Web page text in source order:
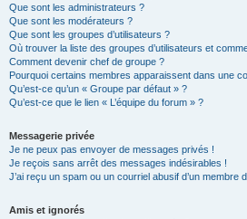
Que sont les administrateurs ?
Que sont les modérateurs ?
Que sont les groupes d’utilisateurs ?
Où trouver la liste des groupes d’utilisateurs et
Comment devenir chef de groupe ?
Pourquoi certains membres apparaissent dans une
Qu’est-ce qu’un « Groupe par défaut » ?
Qu’est-ce que le lien « L’équipe du forum » ?
Messagerie privée
Je ne peux pas envoyer de messages privés !
Je reçois sans arrêt des messages indésirables !
J’ai reçu un spam ou un courriel abusif d’un membre
Amis et ignorés